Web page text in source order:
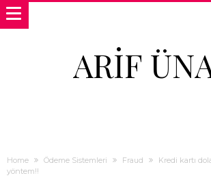
ARIF
Home Ödeme Sistemleri Fraud
Kredi kartı
yöntem!!